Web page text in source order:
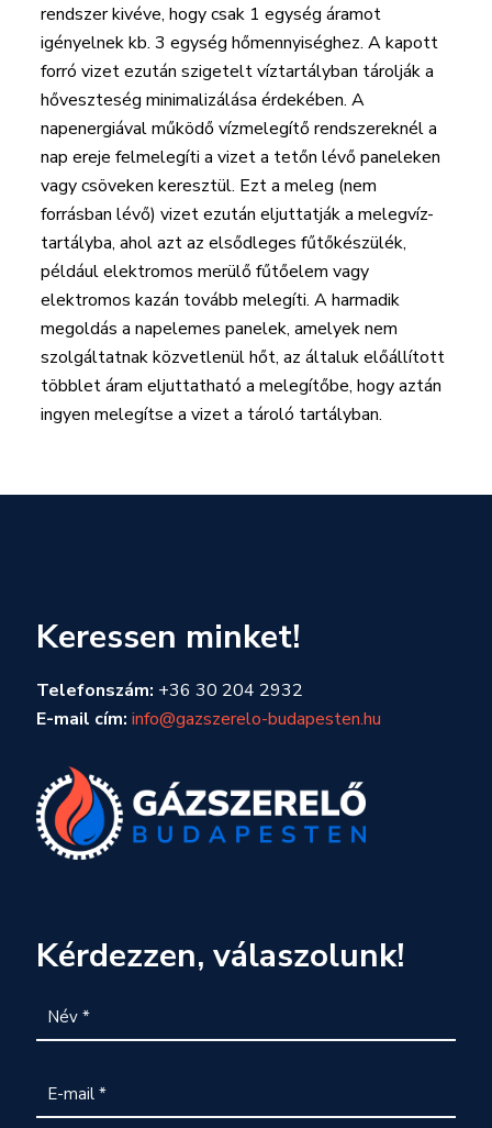
rendszer kivéve, hogy csak 1 egység áramot
igényelnek kb. 3 egység hőmennyiséghez. A kapott
forró vizet ezután szigetelt víztartályban tárolják a
hőveszteség minimalizálása érdekében. A
napenergiával működő vízmelegítő rendszereknél a
nap ereje felmelegíti a vizet a tetőn lévő paneleken
vagy csöveken keresztül. Ezt a meleg (nem
forrásban lévő) vizet ezután eljuttatják a melegvíz-
tartályba, ahol azt az elsődleges fűtőkészülék,
például elektromos merülő fűtőelem vagy
elektromos kazán tovább melegíti. A harmadik
megoldás a napelemes panelek, amelyek nem
szolgáltatnak közvetlenül hőt, az általuk előállított
többlet áram eljuttatható a melegítőbe, hogy aztán
ingyen melegítse a vizet a tároló tartályban.
Keressen minket!
Telefonszám: +36 30 204 2932
E-mail cím: info@gazszerelo-budapesten.hu
Kérdezzen, válaszolunk!